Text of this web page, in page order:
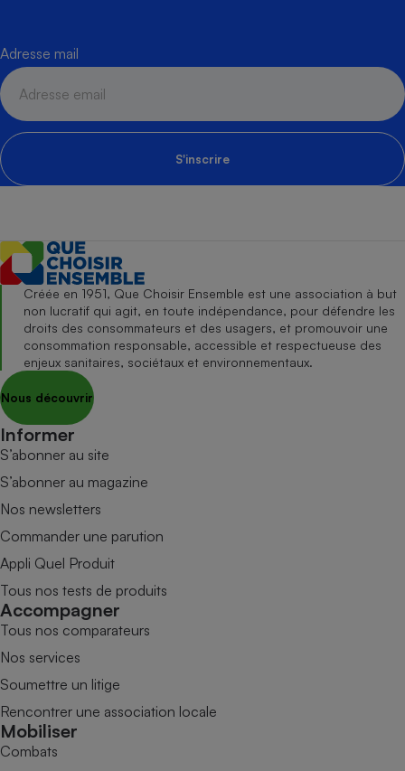
Adresse mail
S'inscrire
Créée en 1951, Que Choisir Ensemble est une association à but
non lucratif qui agit, en toute indépendance, pour défendre les
droits des consommateurs et des usagers, et promouvoir une
consommation responsable, accessible et respectueuse des
enjeux sanitaires, sociétaux et environnementaux.
Nous découvrir
Informer
S’abonner au site
S’abonner au magazine
Nos newsletters
Commander une parution
Appli Quel Produit
Tous nos tests de produits
Accompagner
Tous nos comparateurs
Nos services
Soumettre un litige
Rencontrer une association locale
Mobiliser
Combats